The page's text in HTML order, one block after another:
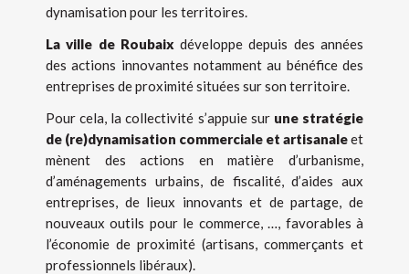
dynamisation pour les territoires.
La ville de Roubaix développe depuis des années
des actions innovantes notamment au bénéfice des
entreprises de proximité situées sur son territoire.
Pour cela, la collectivité s’appuie surune stratégie
de (re)dynamisation commerciale et artisanaleet
mènent des actions en matière d’urbanisme,
d’aménagements urbains, de fiscalité, d’aides aux
entreprises, de lieux innovants et de partage, de
nouveaux outils pour le commerce, …, favorables à
l’économie de proximité (artisans, commerçants et
professionnels libéraux).